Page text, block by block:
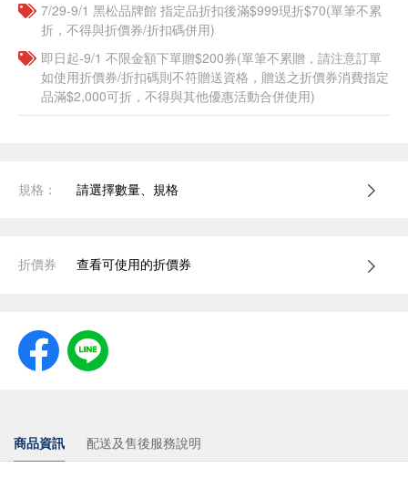
7/29-9/1 黑松品牌館 指定品折扣後滿$999現折$70(單筆不累
折，不得與折價券/折扣碼併用)
即日起-9/1 不限金額下單贈$200券(單筆不累贈，請注意訂單
如使用折價券/折扣碼則不符贈送資格，贈送之折價券消費指定
品滿$2,000可折，不得與其他優惠活動合併使用)
規格： 請選擇數量、規格
折價券 查看可使用的折價券
商品資訊 配送及售後服務說明